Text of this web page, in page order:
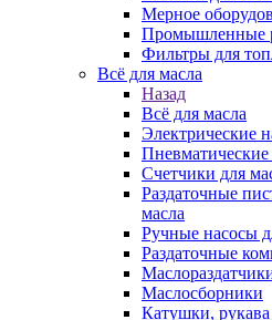
Мерное
Промышленные
Фильтры для
Всё для масла
Назад
Всё для масла
Электрические
Пневматические
Счетчики для
Раздаточные
масла
Ручные насосы
Раздаточные
Маслосборники
Катушки, рукава